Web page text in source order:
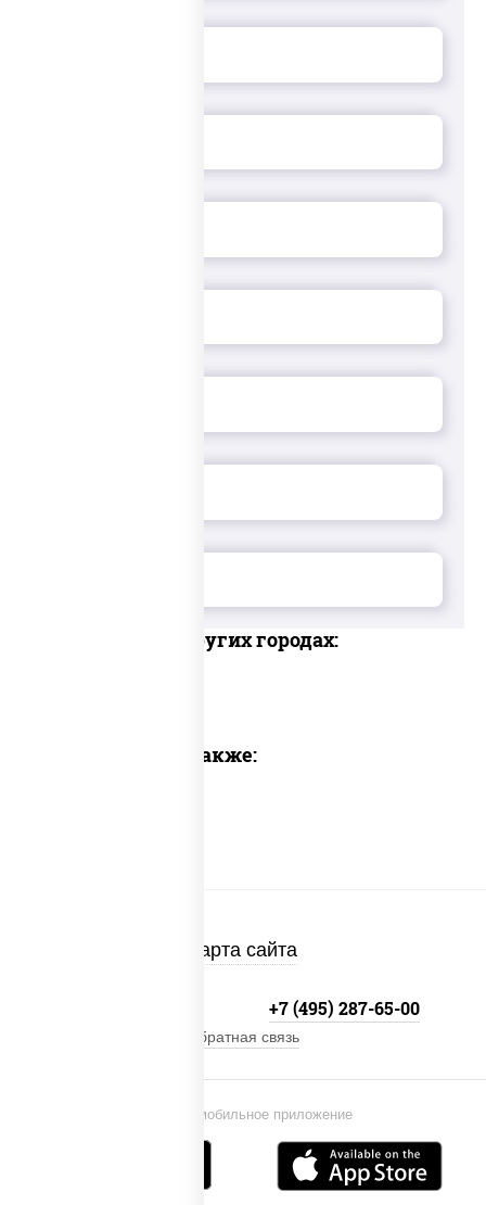
Доставка в других городах:
Предлагаем также:
Карта сайта
Установи мобильное приложение
+7 (495) 287-65-00
Обратная связь